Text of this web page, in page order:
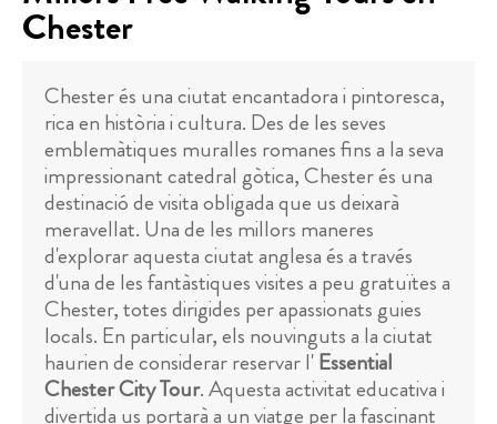
Chester
Chester és una ciutat encantadora i pintoresca,
rica en història i cultura. Des de les seves
emblemàtiques muralles romanes fins a la seva
impressionant catedral gòtica, Chester és una
destinació de visita obligada que us deixarà
meravellat. Una de les millors maneres
d'explorar aquesta ciutat anglesa és a través
d'una de les fantàstiques visites a peu gratuïtes a
Chester, totes dirigides per apassionats guies
locals. En particular, els nouvinguts a la ciutat
haurien de considerar reservar l'Essential
Chester City Tour. Aquesta activitat educativa i
divertida us portarà a un viatge per la fascinant